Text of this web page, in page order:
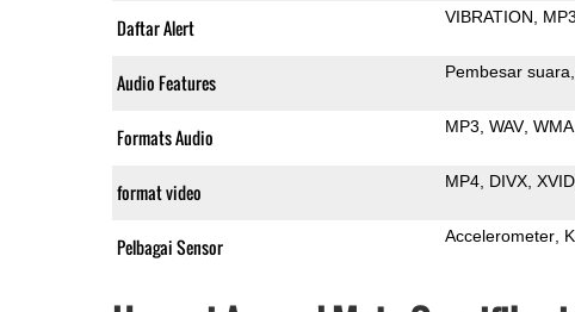
Daftar Alert VIBRATION MP3
Audio Features Pembesar suara
Formats Audio MP3 WAV WMA
format video MP4 DIVX XVID
Pelbagai Sensor Accelerometer